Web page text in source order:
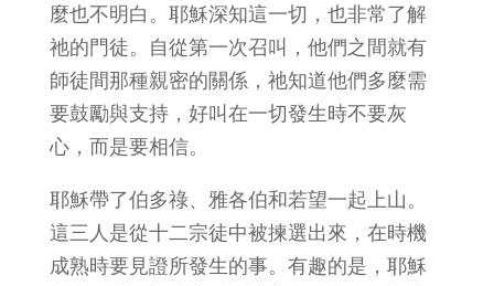
麼也不明白。耶穌深知這一切，也非常了解
祂的門徒。自從第一次召叫，他們之間就有
師徒間那種親密的關係，祂知道他們多麼需
要鼓勵與支持，好叫在一切發生時不要灰
心，而是要相信。
耶穌帶了伯多祿、雅各伯和若望一起上山。
這三人是從十二宗徒中被揀選出來，在時機
成熟時要見證所發生的事。有趣的是，耶穌